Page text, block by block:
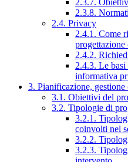
2.3.7.
2.3.8.
2.4. Privacy
2.4.1. Come
2.4.2.
2.4.3. Le
informativa
3. Pianificazione, gestione
3.1. Obiettivi del
3.2. Tipologie di
3.2.1.
coinvolti nel
3.2.2.
3.2.3.